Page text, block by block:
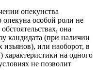
опекунства
опекуна особой роли не
она
кандидата (при наличии
изъянов), или наоборот, в
характеристики на одного
не позволит